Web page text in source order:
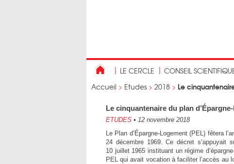
LE CERCLE CONSEIL
Accueil > Etudes > 2018 > Le
Le cinquantenaire du plan
ETUDES • 12 novembre 2018
Le Plan d’Épargne-Logement (PEL) fêtera
24 décembre 1969. Ce décret s’appuyait
10 juillet 1965 instituant un régime
PEL qui avait vocation à faciliter l’accès au